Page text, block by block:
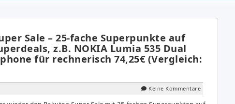
Sale – 25-fache Superpunkte auf
z.B. NOKIA Lumia 535 Dual
für rechnerisch 74,25€ (Vergleich:
Keine Kommentare